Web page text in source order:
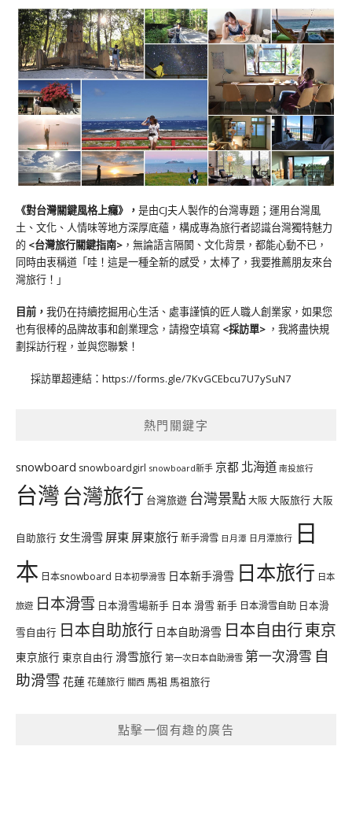
《對台灣關鍵風格上癮》 ， 是由CJ夫人製作的台灣專題；運用台灣風
土、文化、人情味等地方深厚底蘊，構成專為旅行者認識台灣獨特魅力
的 <台灣旅行關鍵指南> ，無論語言隔閡、文化背景，都能心動不已，
同時由衷稱道「哇！這是一種全新的感受，太棒了，我要推薦朋友來台
灣旅行！」
目前， 我仍在持續挖掘用心生活、處事謹慎的匠人職人創業家，如果您
也有很棒的品牌故事和創業理念，請撥空填寫 <採訪單> ，我將盡快規
劃採訪行程，並與您聯繫！
採訪單超連結： https://forms.gle/7KvGCEbcu7U7ySuN7
熱門關鍵字
snowboard snowboardgirl snowboard新手 京都 北海道 南投旅行
台灣台灣旅行 台灣旅遊 台灣景點大阪大阪旅行大阪
自助旅行 女生滑雪 屏東 屏東旅行新手滑雪 日月潭 日月潭旅行 日
本 日本snowboard 日本初學滑雪 日本新手滑雪 日本旅行 日本
旅遊 日本滑雪 日本滑雪場新手 日本 滑雪 新手 日本滑雪自助 日本滑
雪自由行 日本自助旅行 日本自助滑雪 日本自由行東京
東京旅行 東京自由行 滑雪旅行 第一次日本自助滑雪 第一次滑雪 自
助滑雪 花蓮花蓮旅行 關西 馬祖 馬祖旅行
點擊一個有趣的廣告